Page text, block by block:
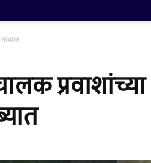
प्रवाशांच्या